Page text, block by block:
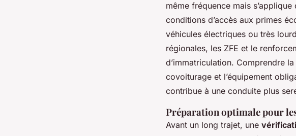
même fréquence mais
conditions d’accès aux primes
véhicules électriques ou très
régionales, les ZFE et le
d’immatriculation. Comprendre
covoiturage et l’équipement
contribue à une conduite plus
Préparation optimale pour
Avant un long trajet, une